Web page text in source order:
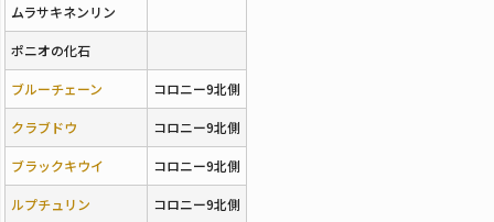
ムラサキネンリン
ポニオの化石
ブルーチェーン コロニー9北側
クラブドウ コロニー9北側
ブラックキウイ コロニー9北側
ルプチュリン コロニー9北側